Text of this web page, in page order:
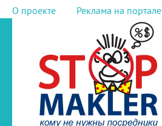
О проекте Реклама на портале